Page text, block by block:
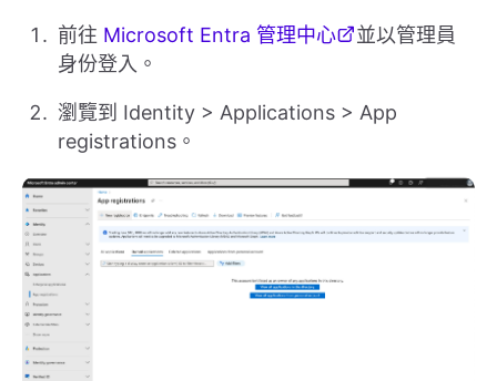
前往 Microsoft Entra 管理中心
並以管理員
身份登入。
瀏覽到 Identity > Applications > App
registrations。